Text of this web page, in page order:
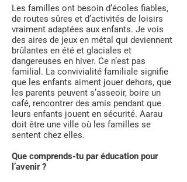
Les familles ont besoin d’écoles fiables,
de routes sûres et d’activités de loisirs
vraiment adaptées aux enfants. Je vois
des aires de jeux en métal qui deviennent
brûlantes en été et glaciales et
dangereuses en hiver. Ce n’est pas
familial. La convivialité familiale signifie
que les enfants aiment jouer dehors, que
les parents peuvent s’asseoir, boire un
café, rencontrer des amis pendant que
leurs enfants jouent en sécurité. Aarau
doit être une ville où les familles se
sentent chez elles.
Que comprends-tu par éducation pour
l’avenir ?